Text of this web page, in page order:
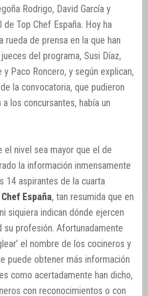
Rodrigo, David García y
de Top Chef España. Hoy ha
rueda de prensa en la que han
del programa, Susi Díaz,
Paco Roncero, y según explican,
la convocatoria, que pudieron
los concursantes, había un
el nivel sea mayor que el de
la información inmensamente
14 aspirantes de la cuarta
España, tan resumida que en
siquiera indican dónde ejercen
su profesión. Afortunadamente
el nombre de los cocineros y
puede obtener más información
como acertadamente han dicho,
con reconocimientos o con